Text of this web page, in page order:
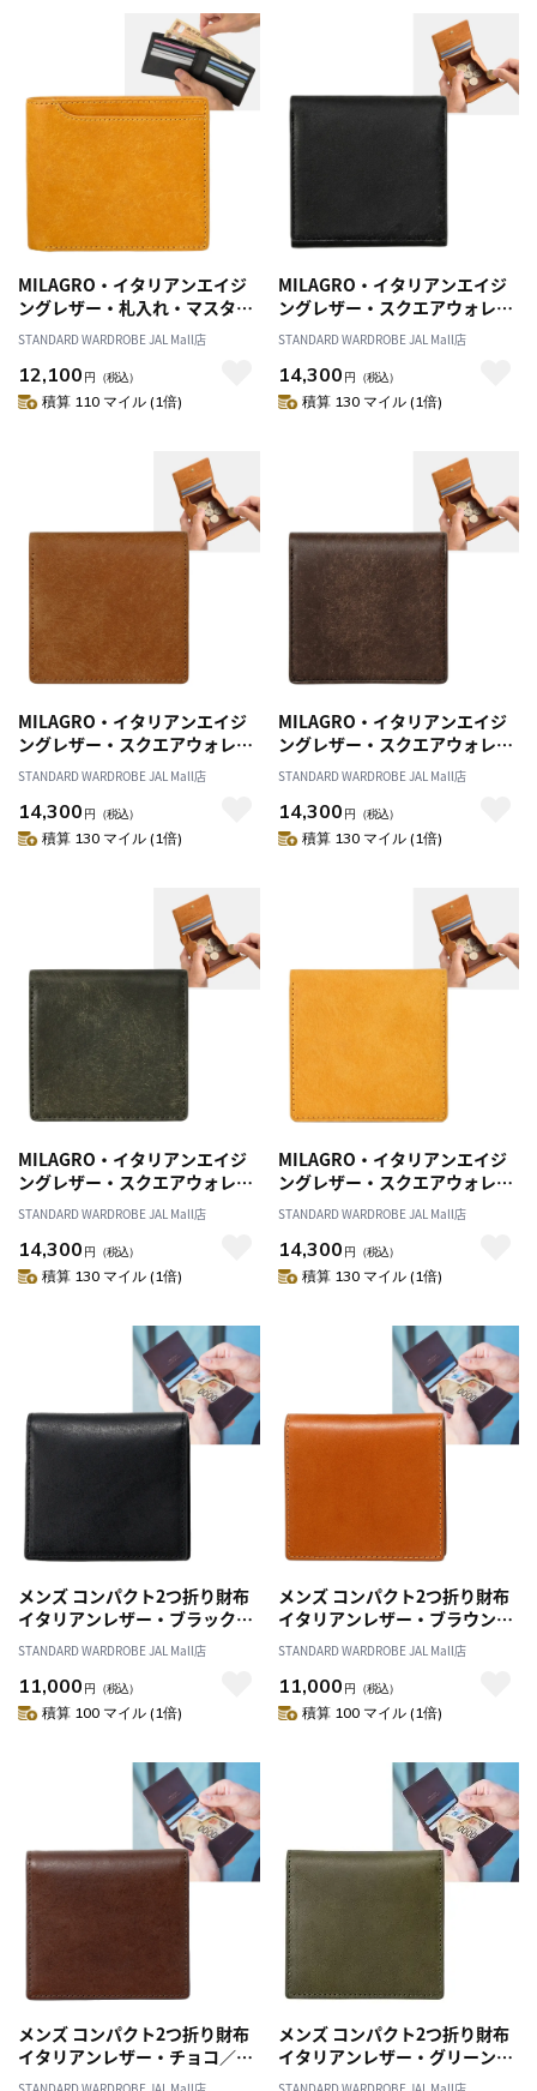
MILAGRO・イタリアンエイジ
ングレザー・札入れ・マスター
ド
STANDARD WARDROBE JAL Mall店
12,100 円 （税込）
積算 110 マイル (1倍)
MILAGRO・イタリアンエイジ
ングレザー・スクエアウォレッ
ト・ブラック
STANDARD WARDROBE JAL Mall店
14,300 円 （税込）
積算 130 マイル (1倍)
MILAGRO・イタリアンエイジ
ングレザー・スクエアウォレッ
ト・ブラウン
STANDARD WARDROBE JAL Mall店
14,300 円 （税込）
積算 130 マイル (1倍)
MILAGRO・イタリアンエイジ
ングレザー・スクエアウォレッ
ト・ダークブラウン
STANDARD WARDROBE JAL Mall店
14,300 円 （税込）
積算 130 マイル (1倍)
MILAGRO・イタリアンエイジ
ングレザー・スクエアウォレッ
ト・グリーン
STANDARD WARDROBE JAL Mall店
14,300 円 （税込）
積算 130 マイル (1倍)
MILAGRO・イタリアンエイジ
ングレザー・スクエアウォレッ
ト・マスタード
STANDARD WARDROBE JAL Mall店
14,300 円 （税込）
積算 130 マイル (1倍)
メンズ コンパクト2つ折り財布
イタリアンレザー・ブラック／
財布 紳士 薄型 コンパクトウォ
レット 二つ折り財布 スマート
革 本革 レザー 春財布 クリスマ
ス 父の日 誕生日 プレゼント
STANDARD WARDROBE JAL Mall店
11,000 円 （税込）
積算 100 マイル (1倍)
メンズ コンパクト2つ折り財布
イタリアンレザー・ブラウン／
財布 紳士 薄型 コンパクトウォ
レット 二つ折り財布 スマート
革 本革 レザー 春財布 クリスマ
ス 父の日 誕生日 プレゼント
STANDARD WARDROBE JAL Mall店
11,000 円 （税込）
積算 100 マイル (1倍)
メンズ コンパクト2つ折り財布
イタリアンレザー・チョコ／財
布 紳士 薄型 コンパクトウォレ
メンズ コンパクト2つ折り財布
イタリアンレザー・グリーン／
財布 紳士 薄型 コンパクトウォ